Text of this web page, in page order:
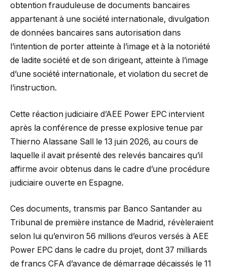
obtention frauduleuse de documents bancaires
appartenant à une société internationale, divulgation
de données bancaires sans autorisation dans
l’intention de porter atteinte à l’image et à la notoriété
de ladite société et de son dirigeant, atteinte à l’image
d’une société internationale, et violation du secret de
l’instruction.
Cette réaction judiciaire d’AEE Power EPC intervient
après la conférence de presse explosive tenue par
Thierno Alassane Sall le 13 juin 2026, au cours de
laquelle il avait présenté des relevés bancaires qu’il
affirme avoir obtenus dans le cadre d’une procédure
judiciaire ouverte en Espagne.
Ces documents, transmis par Banco Santander au
Tribunal de première instance de Madrid, révèleraient
selon lui qu’environ 56 millions d’euros versés à AEE
Power EPC dans le cadre du projet, dont 37 milliards
de francs CFA d’avance de démarrage décaissés le 11